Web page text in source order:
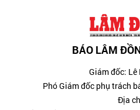
BÁO LÂM
Giám đốc: Lê
Phó Giám đốc phụ trách
Địa